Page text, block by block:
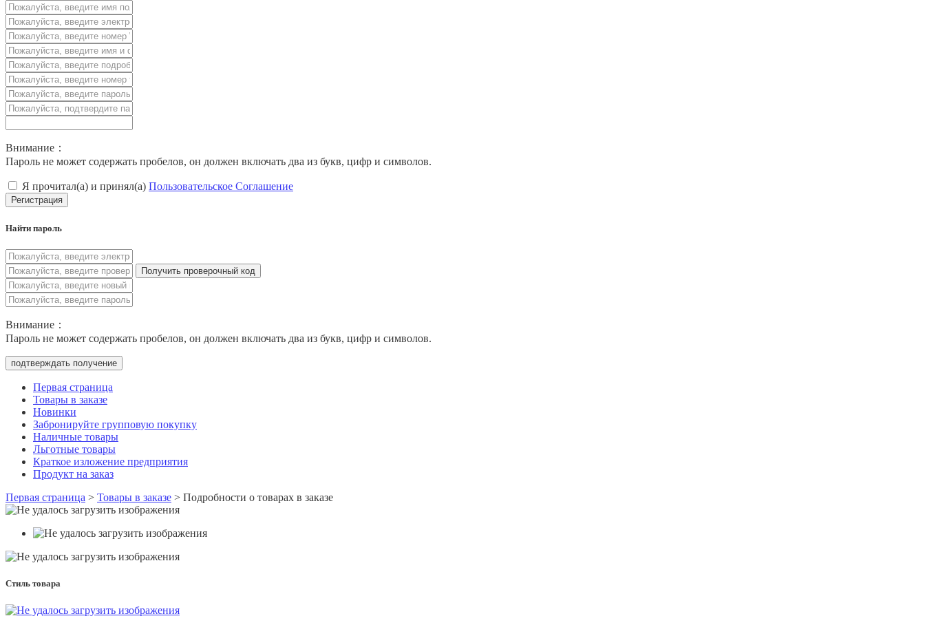
Внимание：
Пароль не может содержать пробелов, он должен включать два из букв, цифр и символов.
Я прочитал(а) и принял(а) Пользовательское Соглашение
Регистрация
Найти пароль
Получить проверочный код
Внимание：
Пароль не может содержать пробелов, он должен включать два из букв, цифр и символов.
подтверждать получение
Первая страница
Товары в заказе
Новинки
Забронируйте групповую покупку
Наличные товары
Льготные товары
Краткое изложение предприятия
Продукт на заказ
Первая страница > Товары в заказе > Подробности о товарах в заказе
Стиль товара